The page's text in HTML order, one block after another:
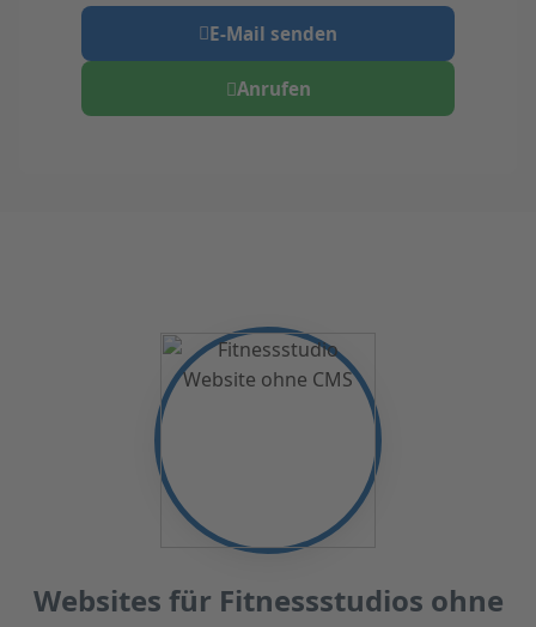
E-Mail senden
Anrufen
Websites für Fitnessstudios ohne